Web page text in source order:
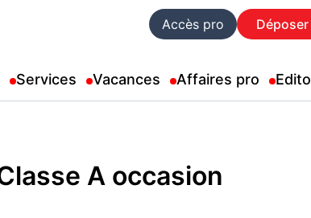
Accès pro Déposer
Services Vacances Affaires pro Edito
A occasion